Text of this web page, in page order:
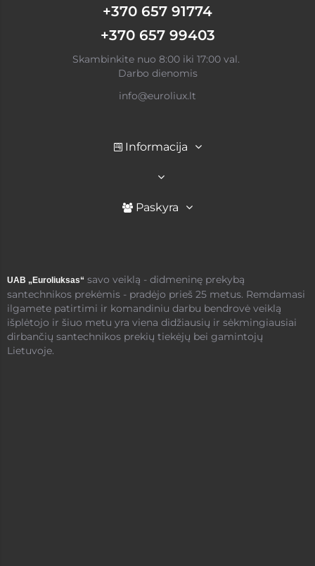
+370 657 91774
+370 657 99403
Skambinkite nuo 8:00 iki 17:00 val.
Darbo dienomis
info@euroliux.lt
Informacija
Paskyra
UAB „Euroliuksas“ savo veiklą - didmeninę prekybą
santechnikos prekėmis - pradėjo prieš 25 metus. Remdamasi
ilgamete patirtimi ir komandiniu darbu bendrovė veiklą
išplėtojo ir šiuo metu yra viena didžiausių ir sėkmingiausiai
dirbančių santechnikos prekių tiekėjų bei gamintojų
Lietuvoje.